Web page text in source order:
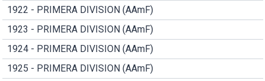
1922 - PRIMERA DIVISION (AAmF)
1923 - PRIMERA DIVISION (AAmF)
1924 - PRIMERA DIVISION (AAmF)
1925 - PRIMERA DIVISION (AAmF)